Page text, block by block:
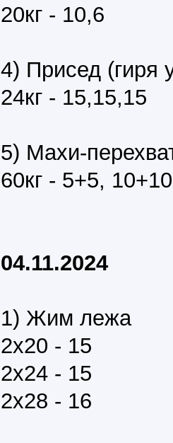
20кг - 10,6
4) Присед (гиря
24кг - 15,15,15
5) Махи-
60кг - 5+5,
04.11.2024
1) Жим лежа
2х20 - 15
2х24 - 15
2х28 - 16